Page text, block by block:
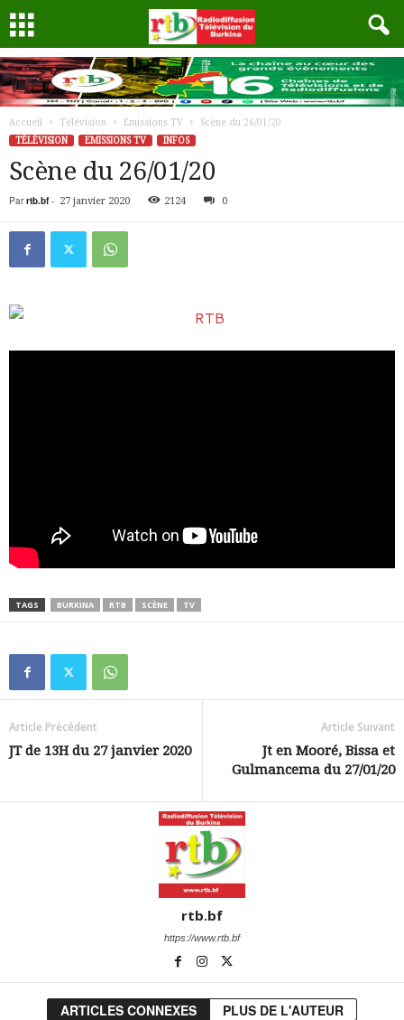
Accueil Télévision Emissions TV
Scène du 26/01/20
TÉLÉVISION
EMISSIONS TV INFOS
Scène du 26/01/20
Par rtb.bf- 27 janvier 2020 2124 0
TAGS BURKINA RTB SCÈNE TV
Article Précédent
JT de 13H du 27 janvier 2020
Article Suivant
Jt en Mooré, Bissa et
Gulmancema du 27/01/20
rtb.bf
https://www.rtb.bf
ARTICLES CONNEXES PLUS DE L'AUTEUR